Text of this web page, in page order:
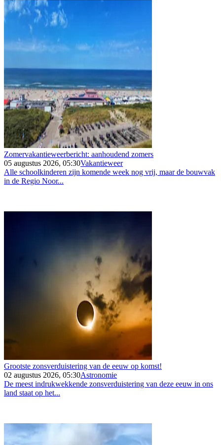
Zomervakantieweerbericht: aanhoudend zomers
05 augustus 2026, 05:30Vakantieweer
Alle schoolkinderen zijn komende week nog vrij, maar de bouwvak
in de Regio Noor...
Grootste zonsverduistering van de eeuw op komst!
02 augustus 2026, 05:30Astronomie
De meest indrukwekkende zonsverduistering van deze eeuw in ons
land staat op het...